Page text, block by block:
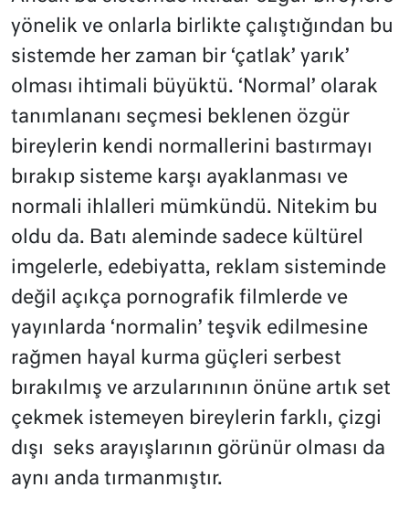
yönelik ve onlarla birlikte çalıştığından bu
sistemde her zaman bir ‘çatlak’ yarık’
olması ihtimali büyüktü. ‘Normal’ olarak
tanımlananı seçmesi beklenen özgür
bireylerin kendi normallerini bastırmayı
bırakıp sisteme karşı ayaklanması ve
normali ihlalleri mümkündü. Nitekim bu
oldu da. Batı aleminde sadece kültürel
imgelerle, edebiyatta, reklam sisteminde
değil açıkça pornografik filmlerde ve
yayınlarda ‘normalin’ teşvik edilmesine
rağmen hayal kurma güçleri serbest
bırakılmış ve arzularınının önüne artık set
çekmek istemeyen bireylerin farklı, çizgi
dışı seks arayışlarının görünür olması da
aynı anda tırmanmıştır.